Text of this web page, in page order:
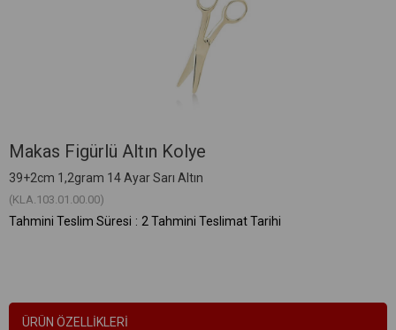
Makas Figürlü Altın Kolye
39+2cm 1,2gram 14 Ayar Sarı Altın
(KLA.103.01.00.00)
Tahmini Teslim Süresi : 2 Tahmini Teslimat Tarihi
ÜRÜN ÖZELLIKLERI